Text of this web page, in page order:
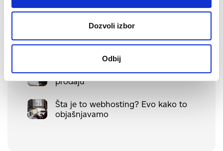
Dozvoli izbor
Odbij
Da li su moji podaci bezbedni uz
pomoć veštačke inteligencije?
Google Merchant Center za početnike
Bilteni – pametan način da povećate
prodaju
Šta je to webhosting? Evo kako to
objašnjavamo